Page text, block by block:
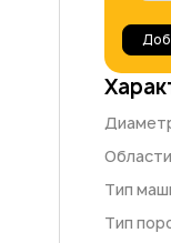
Тип
Тип